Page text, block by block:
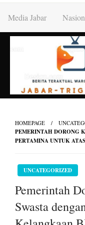
content
Media Jabar
HOMEPAGE
PEMERINTAH DORONG
PERTAMINA UNTUK
UNCATEGORIZED
Pemerintah
Swasta